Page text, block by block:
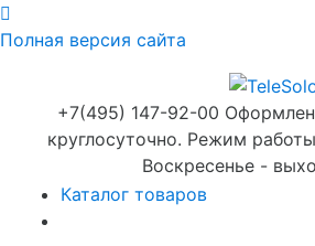
Полная версия сайта
+7(495) 147-92-00
круглосуточно. Режим
Воскресенье -
Каталог товаров